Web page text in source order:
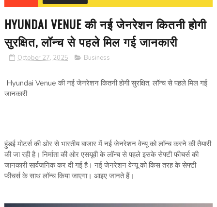
HYUNDAI VENUE की नई जेनरेशन कितनी होगी
सुरक्षित, लॉन्‍च से पहले मिल गई जानकारी
October 27, 2025 Business
Hyundai Venue की नई जेनरेशन कितनी होगी सुरक्षित, लॉन्‍च से पहले मिल गई
जानकारी
हुंडई मोटर्स की ओर से भारतीय बाजार में नई जेनरेशन वेन्‍यू को लॉन्‍च करने की तैयारी
की जा रही है। निर्माता की ओर एसयूवी के लॉन्‍च से पहले इसके सेफ्टी फीचर्स की
जानकारी सार्वजनिक कर दी गई है। नई जेनरेशन वेन्‍यू को किस तरह के सेफ्टी
फीचर्स के साथ लॉन्‍च किया जाएगा। आइए जानते हैं।